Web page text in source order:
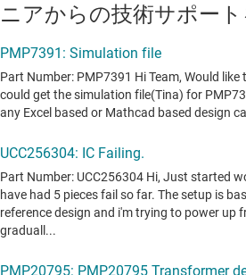
ニアからの技術サポー